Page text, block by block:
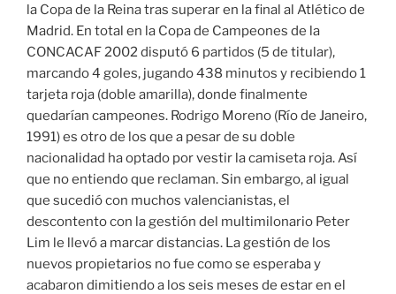
la Copa de la Reina tras superar en la final al Atlético de
Madrid. En total en la Copa de Campeones de la
CONCACAF 2002 disputó 6 partidos (5 de titular),
marcando 4 goles, jugando 438 minutos y recibiendo 1
tarjeta roja (doble amarilla), donde finalmente
quedarían campeones. Rodrigo Moreno (Río de Janeiro,
1991) es otro de los que a pesar de su doble
nacionalidad ha optado por vestir la camiseta roja. Así
que no entiendo que reclaman. Sin embargo, al igual
que sucedió con muchos valencianistas, el
descontento con la gestión del multimilonario Peter
Lim le llevó a marcar distancias. La gestión de los
nuevos propietarios no fue como se esperaba y
acabaron dimitiendo a los seis meses de estar en el